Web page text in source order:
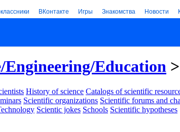
ВКонтакте Игры Знакомства Новости
Engineering/Education >
History of science Catalogs of scientific
Scientific organizations Scientific forums and
Scientic jokes Schools Scientific hypotheses